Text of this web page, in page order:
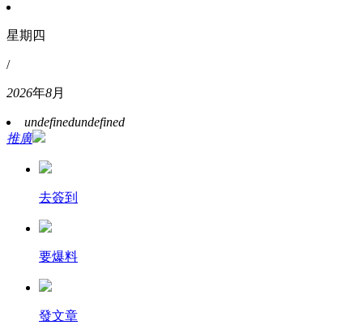
星期四
/
2026年8月
undefinedundefined
推廣
去簽到
要爆料
發文章